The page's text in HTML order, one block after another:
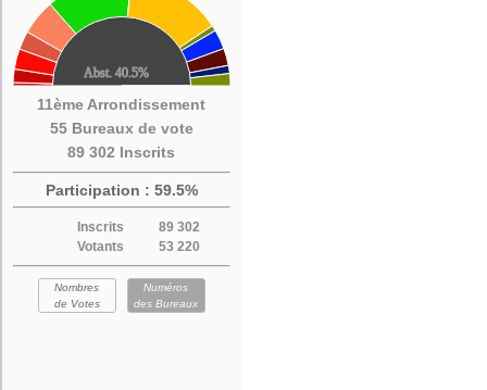
11ème Arrondissement
55 Bureaux de vote
89 302 Inscrits
Participation : 59.5%
Inscrits
89 302
Votants
53 220
Nombres
de Votes
Numéros
des Bureaux